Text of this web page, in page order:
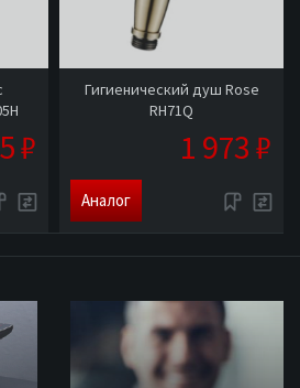
₽
Гигиенический душ Rose
RH71Q
1 973 ₽
Аналог